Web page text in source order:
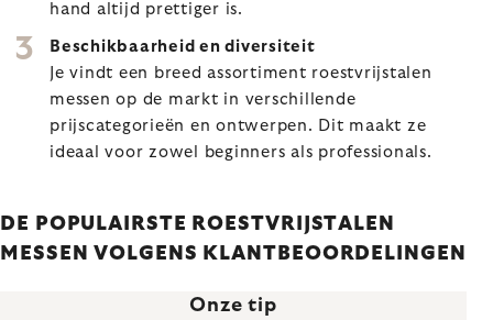
hand altijd prettiger is.
Beschikbaarheid en diversiteit
Je vindt een breed assortiment roestvrijstalen
messen op de markt in verschillende
prijscategorieën en ontwerpen. Dit maakt ze
ideaal voor zowel beginners als professionals.
DE POPULAIRSTE ROESTVRIJSTALEN
MESSEN VOLGENS KLANTBEOORDELINGEN
Onze tip